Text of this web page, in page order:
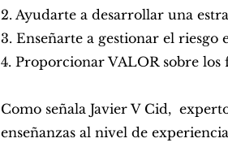
2. Ayudarte a desarrollar una
3. Enseñarte a gestionar el riesgo
4. Proporcionar VALOR sobre
Como señala Javier V Cid,
enseñanzas al nivel de